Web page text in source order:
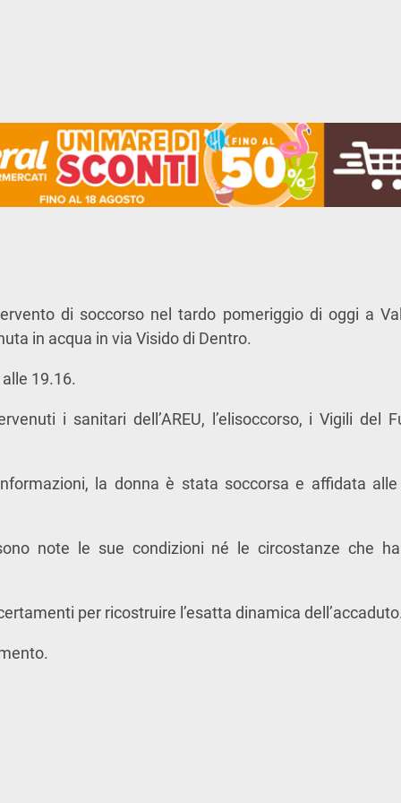
di soccorso nel tardo pomeriggio di oggi a
in acqua in via Visido di Dentro.
19.16.
i sanitari dell’AREU, l’elisoccorso, i Vigili del
la donna è stata soccorsa e affidata
note le sue condizioni né le circostanze che
per ricostruire l’esatta dinamica dell’accaduto.